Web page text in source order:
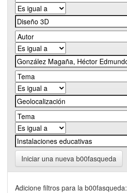
Iniciar una nueva b00fasqueda
Adicione filtros para la b00fasqueda: